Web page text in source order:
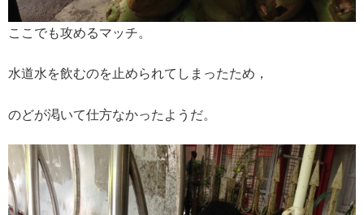
ここでも攻めるマッチ。
水道水を飲むのを止められてしまったため，
のどが渇いて仕方なかったようだ。